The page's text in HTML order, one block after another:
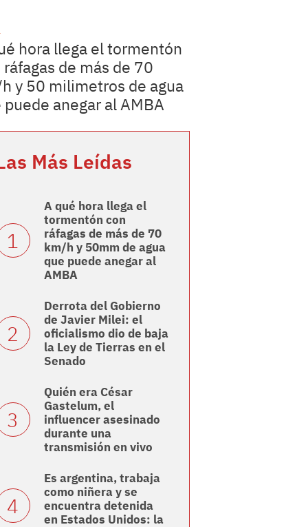
hora llega el tormentón
ráfagas de más de 70
y 50 milimetros de agua
puede anegar al AMBA
Más Leídas
A qué hora llega el
tormentón con
ráfagas de más de 70
km/h y 50mm de agua
que puede anegar al
AMBA
Derrota del Gobierno
de Javier Milei: el
oficialismo dio de baja
la Ley de Tierras en el
Senado
Quién era César
Gastelum, el
influencer asesinado
durante una
transmisión en vivo
Es argentina, trabaja
como niñera y se
encuentra detenida
en Estados Unidos: la